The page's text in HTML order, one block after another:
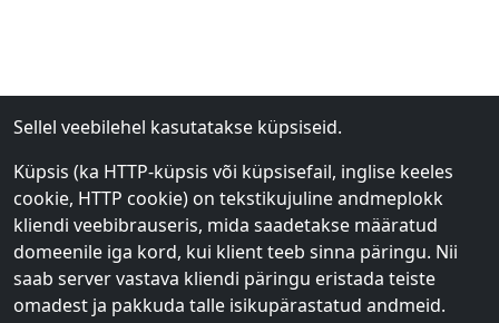
Sellel veebilehel kasutatakse küpsiseid.
Küpsis (ka HTTP-küpsis või küpsisefail, inglise keeles
cookie, HTTP cookie) on tekstikujuline andmeplokk
kliendi veebibrauseris, mida saadetakse määratud
domeenile iga kord, kui klient teeb sinna päringu. Nii
saab server vastava kliendi päringu eristada teiste
omadest ja pakkuda talle isikupärastatud andmeid.